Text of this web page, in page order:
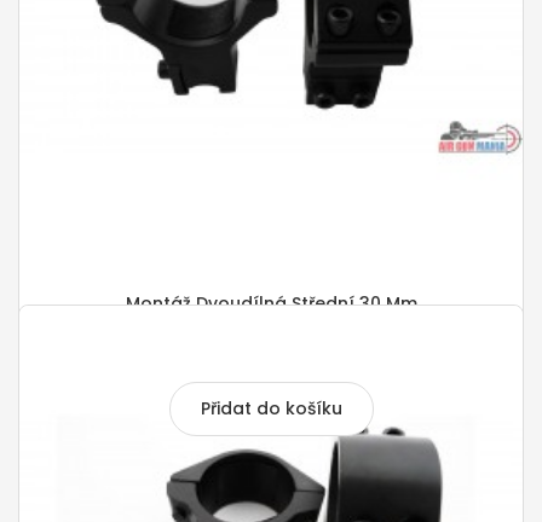
Montáž Dvoudílná Střední 30 Mm
Přidat do košíku